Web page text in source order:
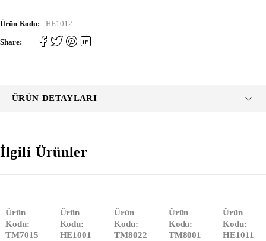
Ürün Kodu: HE1012
Share:
ÜRÜN DETAYLARI
İlgili Ürünler
Ürün
Kodu:
TM7015
Ürün
Kodu:
HE1001
Ürün
Kodu:
TM8022
Ürün
Kodu:
TM8001
Ürün
Kodu:
HE1011